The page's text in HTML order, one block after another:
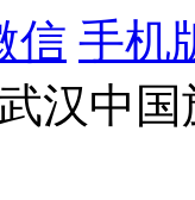
信 手机
汉中